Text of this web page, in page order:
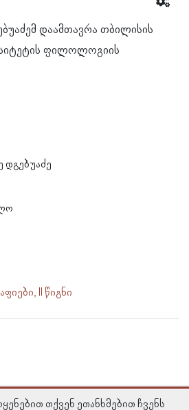
დაამთავრა თბილისის
ფილოლოგიის
II წიგნი
თქვენ ეთანხმებით ჩვენს